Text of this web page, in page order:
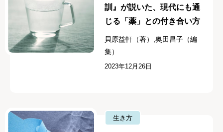
訓』が説いた、現代にも通
じる「薬」との付き合い方
貝原益軒（著）,奥田昌子（編
集）
2023年12月26日
生き方